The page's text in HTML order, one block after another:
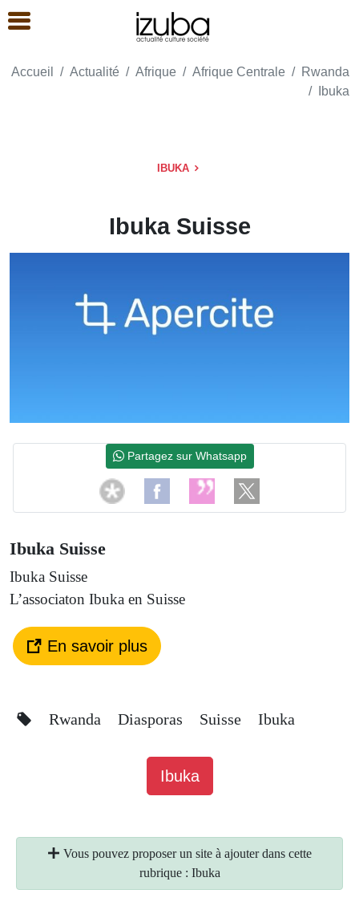
Accueil Actualité Afrique Afrique Centrale
Rwanda
Ibuka
IBUKA
Ibuka Suisse
Ibuka Suisse
Ibuka Suisse
L’associaton Ibuka en Suisse
En savoir plus
Rwanda Diasporas Suisse Ibuka
Ibuka
Partagez sur Whatsapp
Vous pouvez proposer un site à ajouter dans cette
rubrique : Ibuka